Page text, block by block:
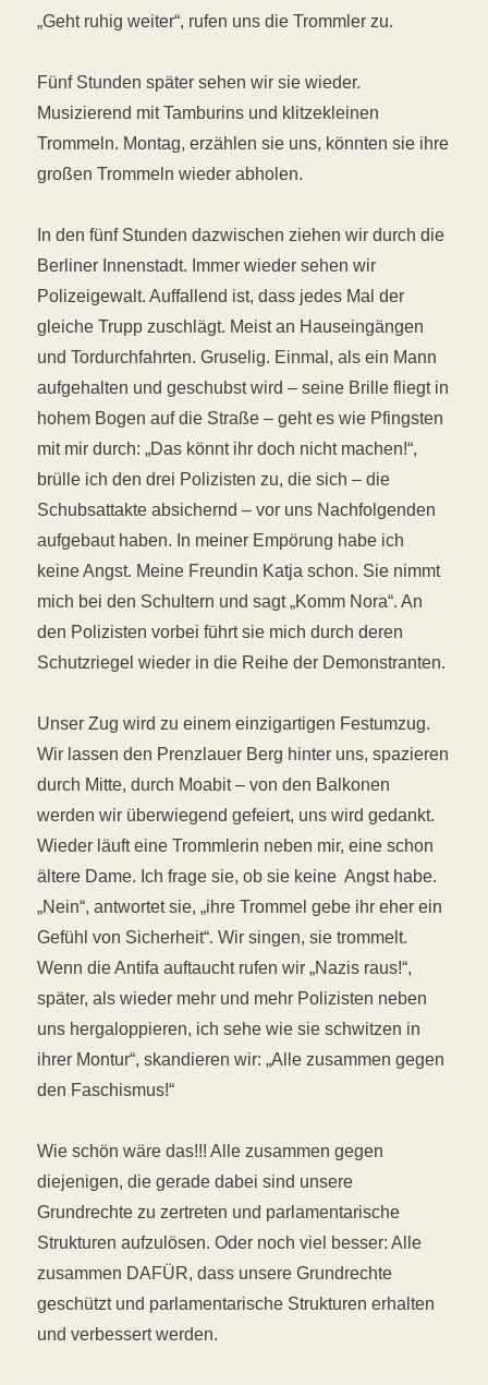
„Geht ruhig weiter“, rufen uns die Trommler zu.
Fünf Stunden später sehen wir sie wieder.
Musizierend mit Tamburins und klitzekleinen
Trommeln. Montag, erzählen sie uns, könnten sie ihre
großen Trommeln wieder abholen.
In den fünf Stunden dazwischen ziehen wir durch die
Berliner Innenstadt. Immer wieder sehen wir
Polizeigewalt. Auffallend ist, dass jedes Mal der
gleiche Trupp zuschlägt. Meist an Hauseingängen
und Tordurchfahrten. Gruselig. Einmal, als ein Mann
aufgehalten und geschubst wird – seine Brille fliegt in
hohem Bogen auf die Straße – geht es wie Pfingsten
mit mir durch: „Das könnt ihr doch nicht machen!“,
brülle ich den drei Polizisten zu, die sich – die
Schubsattakte absichernd – vor uns Nachfolgenden
aufgebaut haben. In meiner Empörung habe ich
keine Angst. Meine Freundin Katja schon. Sie nimmt
mich bei den Schultern und sagt „Komm Nora“. An
den Polizisten vorbei führt sie mich durch deren
Schutzriegel wieder in die Reihe der Demonstranten.
Unser Zug wird zu einem einzigartigen Festumzug.
Wir lassen den Prenzlauer Berg hinter uns, spazieren
durch Mitte, durch Moabit – von den Balkonen
werden wir überwiegend gefeiert, uns wird gedankt.
Wieder läuft eine Trommlerin neben mir, eine schon
ältere Dame. Ich frage sie, ob sie keine Angst habe.
„Nein“, antwortet sie, „ihre Trommel gebe ihr eher ein
Gefühl von Sicherheit“. Wir singen, sie trommelt.
Wenn die Antifa auftaucht rufen wir „Nazis raus!“,
später, als wieder mehr und mehr Polizisten neben
uns hergaloppieren, ich sehe wie sie schwitzen in
ihrer Montur“, skandieren wir: „Alle zusammen gegen
den Faschismus!“
Wie schön wäre das!!! Alle zusammen gegen
diejenigen, die gerade dabei sind unsere
Grundrechte zu zertreten und parlamentarische
Strukturen aufzulösen. Oder noch viel besser: Alle
zusammen DAFÜR, dass unsere Grundrechte
geschützt und parlamentarische Strukturen erhalten
und verbessert werden.